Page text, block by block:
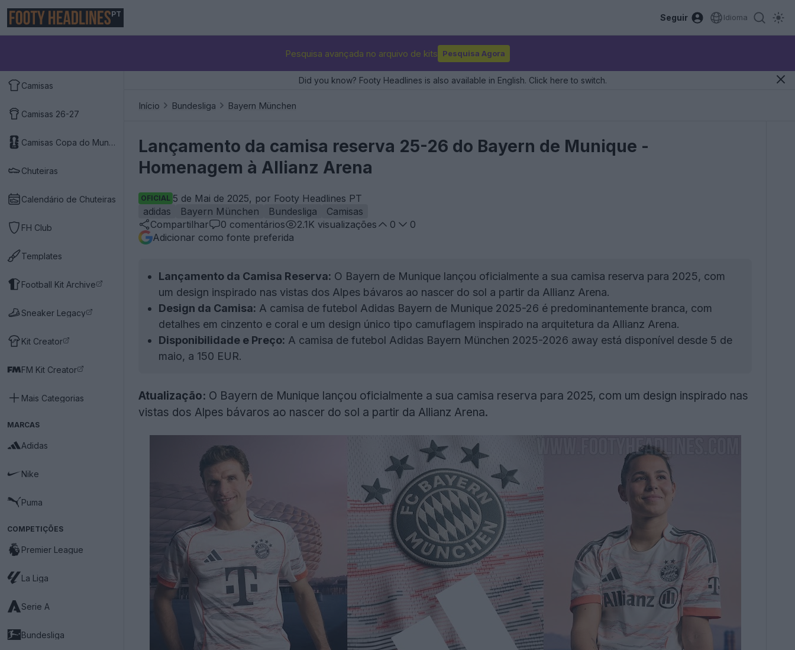
PT Seguir Idioma
Pesquisa avançada no arquivo de kits Pesquisa Agora
Camisas
Camisas 26-27
Camisas Copa do Mundo 2026
Chuteiras
Calendário de Chuteiras
FH Club
Templates
Football Kit Archive
Sneaker Legacy
Kit Creator
FM Kit Creator
Mais Categorias
MARCAS
Adidas
Nike
Puma
COMPETIÇÕES
Premier League
La Liga
Serie A
Bundesliga
Did you know? Footy Headlines is also available in English. Click here to switch.
Início Bundesliga Bayern München
Lançamento da camisa reserva 25-26 do Bayern de Munique -
Homenagem à Allianz Arena
OFICIAL 5 de Mai de 2025, por Footy Headlines PT
adidas
Bayern München Bundesliga
Camisas
Compartilhar
0 comentários 2.1K visualizações 0
0
Adicionar como fonte preferida
Lançamento da Camisa Reserva: O Bayern de Munique lançou oficialmente a sua camisa reserva para 2025, com
um design inspirado nas vistas dos Alpes bávaros ao nascer do sol a partir da Allianz Arena.
Design da Camisa: A camisa de futebol Adidas Bayern de Munique 2025-26 é predominantemente branca, com
detalhes em cinzento e coral e um design único tipo camuflagem inspirado na arquitetura da Allianz Arena.
Disponibilidade e Preço: A camisa de futebol Adidas Bayern München 2025-2026 away está disponível desde 5 de
maio, a 150 EUR.
Atualização: O Bayern de Munique lançou oficialmente a sua camisa reserva para 2025, com um design inspirado nas
vistas dos Alpes bávaros ao nascer do sol a partir da Allianz Arena.